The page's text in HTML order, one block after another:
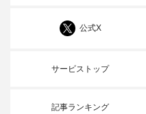
公式X
サービストップ
記事ランキング